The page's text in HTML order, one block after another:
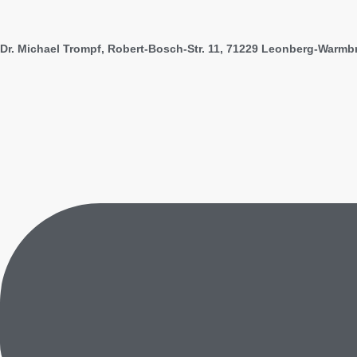
Dr. Michael Trompf, Robert-Bosch-Str. 11, 71229 Leonberg-